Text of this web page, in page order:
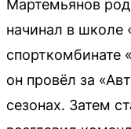
Мартемьянов
начинал в школе
спорткомбинате
он провёл за
сезонах. Затем